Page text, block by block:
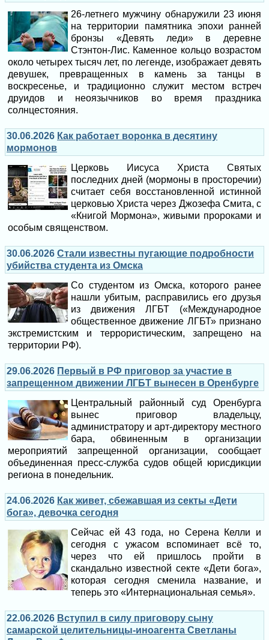
26-летнего мужчину обнаружили 23 июня
на территории памятника эпохи ранней
бронзы «Девять леди» в деревне
Стэнтон-Лис. Каменное кольцо возрастом
около четырех тысяч лет, по легенде, изображает девять
девушек, превращенных в камень за танцы в
воскресенье, и традиционно служит местом встреч
друидов и неоязычников во время праздника
солнцестояния.
30.06.2026 Как работает воронка в десятину
мормонов
Церковь Иисуса Христа Святых
последних дней (мормоны в просторечии)
считает себя восстановленной истинной
церковью Христа через Джозефа Смита, с
«Книгой Мормона», живыми пророками и
особым священством.
30.06.2026 Стали известны пугающие подробности
убийства студента из Омска
Со студентом из Омска, которого ранее
нашли убитым, расправились его друзья
из движения ЛГБТ («Международное
общественное движение ЛГБТ» признано
экстремистским и террористическим, запрещено на
территории РФ).
29.06.2026 Первый в РФ приговор за участие в
запрещенном движении ЛГБТ вынесен в Оренбурге
Центральный районный суд Оренбурга
вынес приговор владельцу,
администратору и арт-директору местного
бара, обвиненным в организации
мероприятий запрещенной организации, сообщает
объединенная пресс-служба судов общей юрисдикции
региона в понедельник.
24.06.2026 Как живет, сбежавшая из секты «Дети
бога», девочка сегодня
Сейчас ей 43 года, но Серена Келли и
сегодня с ужасом вспоминает всё то,
через что ей пришлось пройти в
скандально известной секте «Дети бога»,
которая сегодня сменила название, и
теперь это «Интернациональная семья».
22.06.2026 Вступил в силу приговору сыну
самарской целительницы-иноагента Светланы